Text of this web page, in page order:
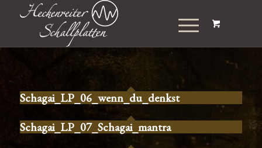
Schagai_LP_06_wenn_du_denkst
Schagai_LP_07_Schagai_mantra